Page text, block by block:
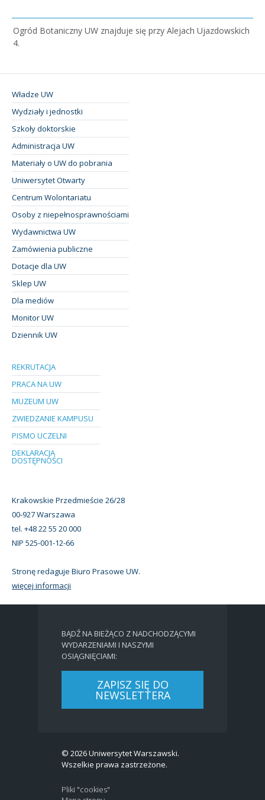
Ogród Botaniczny UW znajduje się przy Alejach Ujazdowskich
4.
Władze UW
Wydziały i jednostki
Szkoły doktorskie
Administracja UW
Materiały o UW do pobrania
Uniwersytet Otwarty
Centrum Wolontariatu
Osoby z niepełnosprawnościami
Wydawnictwa UW
Zamówienia publiczne
Dotacje dla UW
Sklep UW
Dla mediów
Monitor UW
Dziennik UW
REKRUTACJA
PRACA NA UW
MUZEUM UW
ZWIEDZANIE KAMPUSU
PISMO UCZELNI
DEKLARACJA
DOSTĘPNOŚCI
Krakowskie Przedmieście 26/28
00-927 Warszawa
tel. +48 22 55 20 000
NIP 525-001-12-66
Stronę redaguje Biuro Prasowe UW.
więcej informacji
BĄDŹ NA BIEŻĄCO Z NADCHODZĄCYMI
WYDARZENIAMI I NASZYMI
OSIĄGNIĘCIAMI:
ZAPISZ SIĘ DO
NEWSLETTERA
© 2026 Uniwersytet Warszawski.
Wszelkie prawa zastrzeżone.
Pliki "cookies"